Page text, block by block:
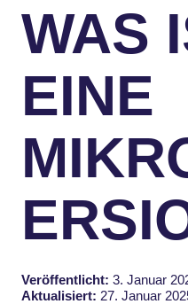
WAS
EINE
Veröffentlicht: 3. Januar
Aktualisiert: 27. Januar